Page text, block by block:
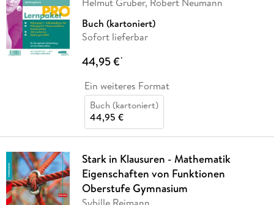
Buch (kartoniert)
Sofort lieferbar
44,95 €*
Ein weiteres Format
Buch (kartoniert)
44,95 €
Stark in Klausuren - Mathematik
Eigenschaften von Funktionen
Oberstufe Gymnasium